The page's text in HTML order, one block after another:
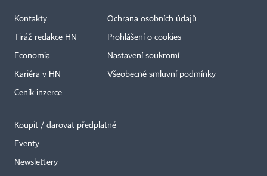
Kontakty
Tiráž redakce HN
Economia
Kariéra v HN
Ceník inzerce
Ochrana osobních údajů
Prohlášení o cookies
Nastavení soukromí
Všeobecné smluvní podmínky
Koupit / darovat předplatné
Eventy
Newslettery